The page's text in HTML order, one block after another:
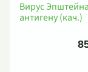
Вирус
антигену (кач.)